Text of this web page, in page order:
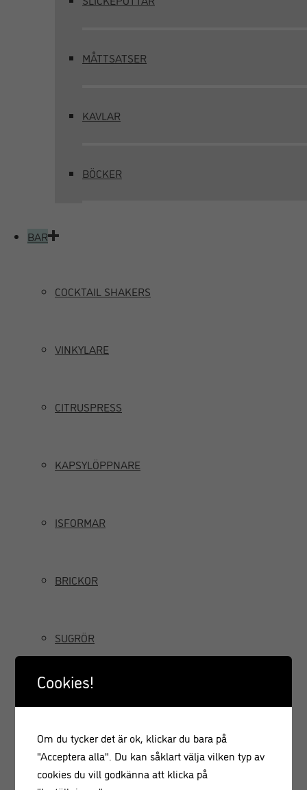
MÅTTSATSER
KAVLAR
BÖCKER
BAR
COCKTAIL SHAKERS
VINKYLARE
CITRUSPRESS
KAPSYLÖPPNARE
ISFORMAR
BRICKOR
SUGRÖR
GRÄDDSIFONER
Cookies!
Om du tycker det är ok, klickar du bara på
"Acceptera alla". Du kan såklart välja vilken typ av
cookies du vill godkänna att klicka på